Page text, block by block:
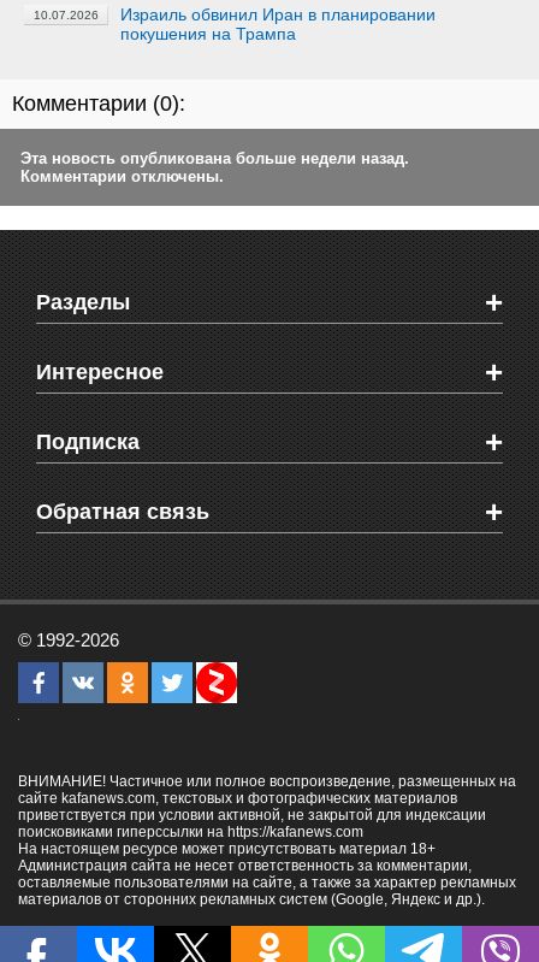
10.07.2026
Израиль обвинил Иран в планировании
покушения на Трампа
Комментарии (0):
Эта новость опубликована больше недели назад.
Комментарии отключены.
Разделы +
Новости Феодосии
Новости Крыма
Мировые новости
Объявления
Здоровье
СМС мнения читателей
Интересное +
Видео о Феодосии
Веб-камеры Феодосии
Блоги феодосийцев
Школы Феодосии
Подписка +
Печатная версия газеты "Кафа"
RSS
Обратная связь +
Рекламодателям
Контактная информация
© 1992-2026
ВНИМАНИЕ! Частичное или полное воспроизведение, размещенных на
сайте kafanews.com, текстовых и фотографических материалов
приветствуется при условии активной, не закрытой для индексации
поисковиками гиперссылки на https://kafanews.com
На настоящем ресурсе может присутствовать материал 18+
Администрация сайта не несет ответственность за комментарии,
оставляемые пользователями на сайте, а также за характер рекламных
материалов от сторонних рекламных систем (Google, Яндекс и др.).